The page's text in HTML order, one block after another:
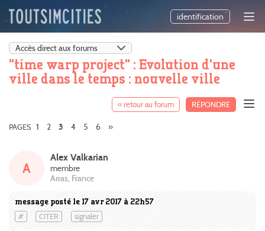
identification
"time warp project" : Evolution d'une
ville dans le temps : nouvelle ville
« retour au forum RÉPONDRE
PAGES 1 2 3 4 5 6 »
message posté le 17 avr 2017 à 22h57
# CITER signaler
A
Alex Valkarian
membre
Arras, France